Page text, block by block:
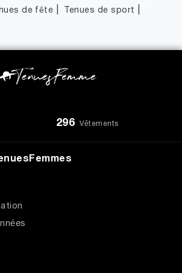
de fête Tenues de sport
296 Vêtements